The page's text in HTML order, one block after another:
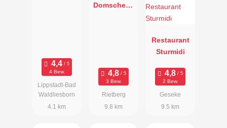
4 Bew.
Lippstadt-Bad
Waldliesborn
4.1 km
Domschenk
3 Bew.
Rietberg
9.8 km
Restaurant
Sturmidi
2 Bew.
Geseke
9.5 km